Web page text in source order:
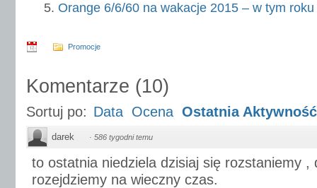
Orange 6/6/60 na wakacje 2015 – w tym
Promocje
Komentarze (10)
Sortuj po: Data Ocena Ostatnia Aktywność
darek · 586 tygodni temu
to ostatnia niedziela dzisiaj się rozstaniemy ,
rozejdziemy na wieczny czas.